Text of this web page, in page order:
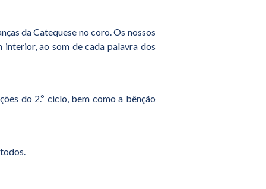
da Catequese no coro. Os nossos
interior, ao som de cada palavra dos
do 2.º ciclo, bem como a bênção